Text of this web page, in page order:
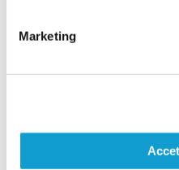
Marketing